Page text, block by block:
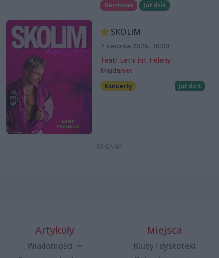
Darmowe
Już dziś
SKOLIM
7 sierpnia 2026, 20:00
Teatr Letni im. Heleny
Majdaniec
Koncerty Już dziś
Artykuły
Wiadomości
Miejsca
Kluby i dyskoteki